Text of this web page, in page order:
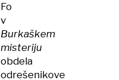
Fo
v
Burkaškem
misteriju
obdela
odrešenikove